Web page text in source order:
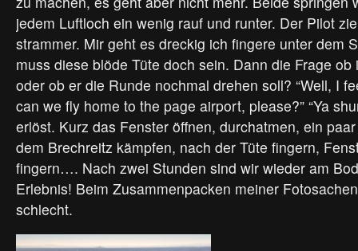
jedem Luftloch ein wenig rauf und runter. Der Pilot
strammer. Mir geht es dreckig ich fingere unter dem
muss diese blöde Tüte doch sein. Dann die Frage
oder ob er die Runde nochmal drehen soll? “Well, I
can we fly home to the page airport, please?” “Ya
erlöst. Kurz das Fenster öffnen, durchatmen, ein
dem Brechreitz kämpfen, nach der Tüte fingern,
fingern…. Nach zwei Stunden sind wir wieder am
Erlebnis! Beim Zusammenpacken meiner
schlecht.